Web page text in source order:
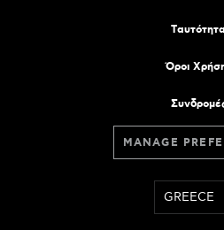
Tαυτότητα
Όροι
MANAGE
GREECE